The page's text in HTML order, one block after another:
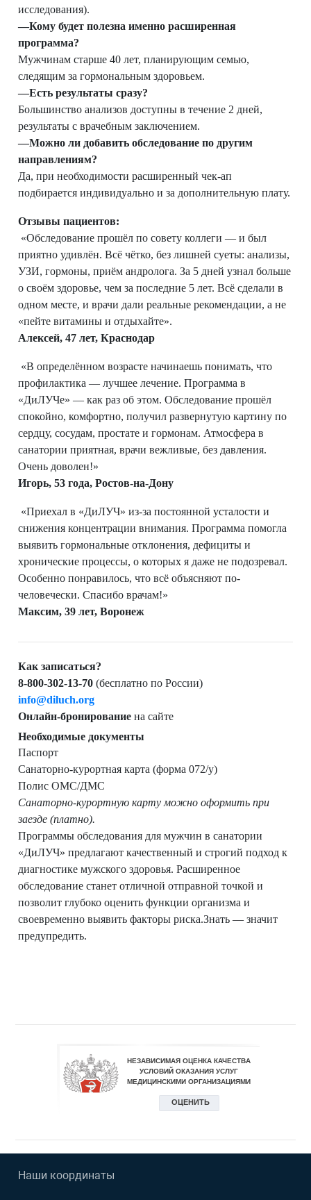
исследования).
—Кому будет полезна именно расширенная
программа?
Мужчинам старше 40 лет, планирующим семью,
следящим за гормональным здоровьем.
—Есть результаты сразу?
Большинство анализов доступны в течение 2 дней,
результаты с врачебным заключением.
—Можно ли добавить обследование по другим
направлениям?
Да, при необходимости расширенный чек‑ап
подбирается индивидуально и за дополнительную плату.
Отзывы пациентов:
«Обследование прошёл по совету коллеги — и был
приятно удивлён. Всё чётко, без лишней суеты: анализы,
УЗИ, гормоны, приём андролога. За 5 дней узнал больше
о своём здоровье, чем за последние 5 лет. Всё сделали в
одном месте, и врачи дали реальные рекомендации, а не
«пейте витамины и отдыхайте».
Алексей, 47 лет, Краснодар
«В определённом возрасте начинаешь понимать, что
профилактика — лучшее лечение. Программа в
«ДиЛУЧе» — как раз об этом. Обследование прошёл
спокойно, комфортно, получил развернутую картину по
сердцу, сосудам, простате и гормонам. Атмосфера в
санатории приятная, врачи вежливые, без давления.
Очень доволен!»
Игорь, 53 года, Ростов-на-Дону
«Приехал в «ДиЛУЧ» из-за постоянной усталости и
снижения концентрации внимания. Программа помогла
выявить гормональные отклонения, дефициты и
хронические процессы, о которых я даже не подозревал.
Особенно понравилось, что всё объясняют по-
человечески. Спасибо врачам!»
Максим, 39 лет, Воронеж
Как записаться?
8-800-302-13-70 (бесплатно по России)
info@diluch.org
Онлайн-бронирование на сайте
Необходимые документы
Паспорт
Санаторно-курортная карта (форма 072/у)
Полис ОМС/ДМС
Санаторно-курортную карту можно оформить при
заезде (платно).
Программы обследования для мужчин в санатории
«ДиЛУЧ» предлагают качественный и строгий подход к
диагностике мужского здоровья. Расширенное
обследование станет отличной отправной точкой и
позволит глубоко оценить функции организма и
своевременно выявить факторы риска.Знать — значит
предупредить.
Наши координаты